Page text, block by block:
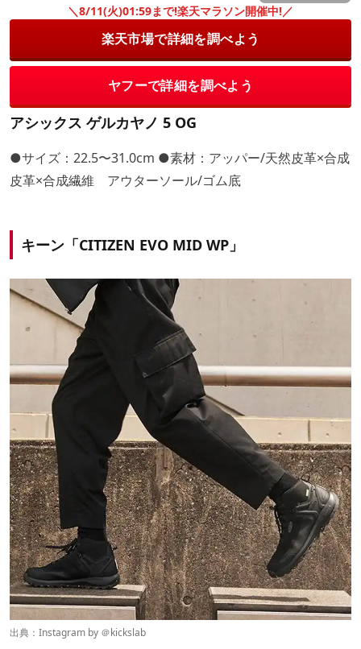
＼8/11(火)01:59まで!楽天マラソン開催中!／
楽天市場で詳細を調べよう
ヤフーで詳細を調べよう
アシックス ゲルカヤノ 5 OG
●サイズ：22.5〜31.0cm ●素材：アッパー/天然皮革×合成
皮革×合成繊維 アウターソール/ゴム底
キーン「CITIZEN EVO MID WP」
出典：Instagram by ＠kickslab